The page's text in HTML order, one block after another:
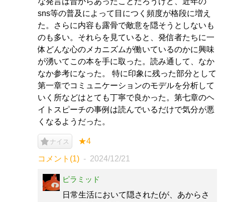
sns等の普及によって目につく頻度が格段に増え
た。さらに内容も露骨で敵意を隠そうとしないも
のも多い。それらを見ていると、発信者たちに一
体どんな心のメカニズムが働いているのかに興味
が湧いてこの本を手に取った。読み通して、なか
なか参考になった。 特に印象に残った部分として
第一章でコミュニケーションのモデルを分析して
いく所などはとても丁寧で良かった。第七章のヘ
イトスピーチの事例は読んでいるだけで気分が悪
くなるようだった。
ナイス ★4
コメント(1) 2024/12/21
ピラミッド
日常生活において隠された(が、あからさ